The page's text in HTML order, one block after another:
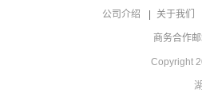
公司介绍 关于我们
商务合作
Copyright